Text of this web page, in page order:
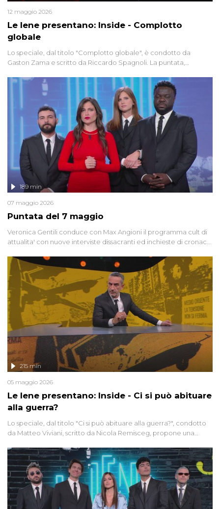
Le Iene presentano: Inside - Complotto
globale
12 maggio 2026
Lo speciale, dal titolo "Complotto globale", è condotto da
Gaston Zama e scritto da Riccardo Spagnoli. La puntata,
racconta l'universo delle narrazioni alternative, dei sospetti
globali e del complottismo che negli ultimi anni hanno invaso
social network, talk show, piazze digitali e immaginario collettivo.
Puntata del 7 maggio
189 min
07 maggio 2026
Veronica Gentili conduce con Max Angioni il programma cult di
attualita' con nuove interviste dissacranti ed inchieste di cronaca
Le Iene presentano: Inside - Ci si può abituare
alla guerra?
215 min
05 maggio 2026
Lo speciale, dal titolo "Ci si può abituare alla guerra?", condotto
da Matteo Viviani, scritto da Nicola Remisceg, propone una
di settore - su quanto la guerra sia diventata una realtà pervasiva.
Anche se l'Italia non è direttamente coinvolta in conflitti armati, il
contesto globale rende impossibile considerarla un fenomeno
lontano.